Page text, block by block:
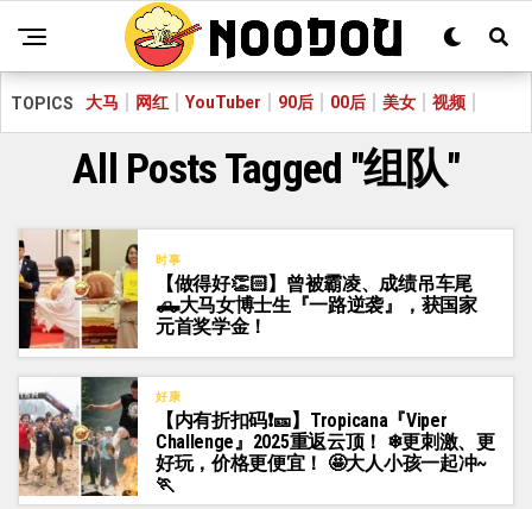
TOPICS 大马 网红 YouTuber 90后 00后 美女 视频
All Posts Tagged "组队"
时事
【做得好👏🏻】曾被霸凌、成绩吊车尾
🛻大马女博士生『一路逆袭』，获国家
元首奖学金！
好康
【内有折扣码❗🎫】Tropicana『Viper
Challenge』2025重返云顶！ ❄更刺激、更
好玩，价格更便宜！ 🤩大人小孩一起冲~
🏃‍